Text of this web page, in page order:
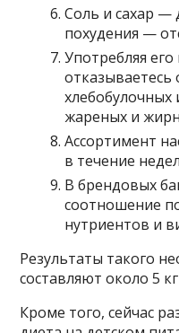
Соль и сахар —
похудения —
Употребляя
хлебобулочных
жареных и
Ассортимент
в течение
В брендовых
соотношение
нутриентов и
Результаты такого
составляют около 5
Кроме того, сейчас